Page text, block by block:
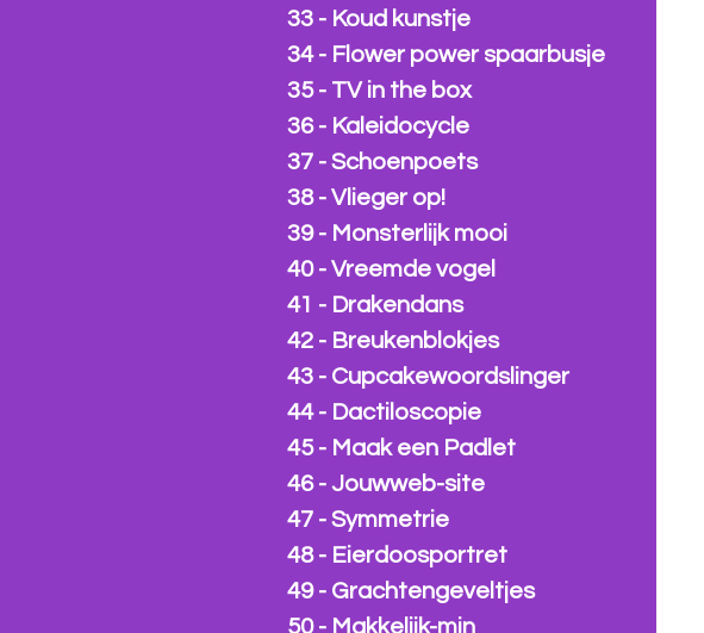
33 - Koud kunstje
34 - Flower power spaarbusje
35 - TV in the box
36 - Kaleidocycle
37 - Schoenpoets
38 - Vlieger op!
39 - Monsterlijk mooi
40 - Vreemde vogel
41 - Drakendans
42 - Breukenblokjes
43 - Cupcakewoordslinger
44 - Dactiloscopie
45 - Maak een Padlet
46 - Jouwweb-site
47 - Symmetrie
48 - Eierdoosportret
49 - Grachtengeveltjes
50 - Makkelijk-min